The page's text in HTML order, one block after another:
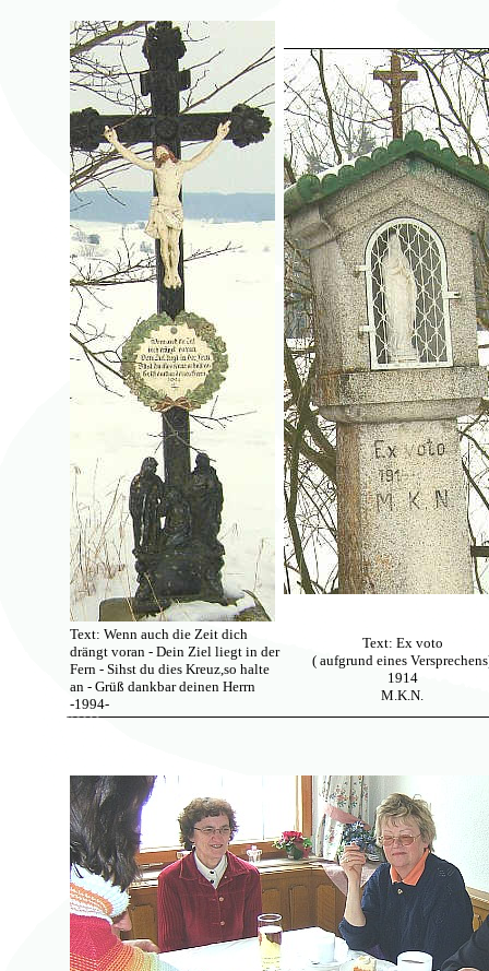
Text: Wenn auch die Zeit dich
drängt voran - Dein Ziel liegt in der
Fern - Sihst du dies Kreuz,so halte
an - Grüß dankbar deinen Herrn
-1994-
Text: Ex voto
( aufgrund eines
1914
M.K.N.